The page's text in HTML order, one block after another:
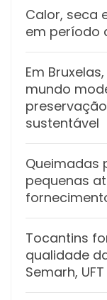
Calor, seca
em período
Em
mundo
sustentável
Queimadas
pequenas
Tocantins
qualidade
Semarh, UFT